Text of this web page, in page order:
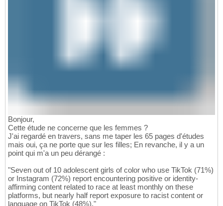
Bonjour,
Cette étude ne concerne que les femmes ?
J'ai regardé en travers, sans me taper les 65 pages d'études
mais oui, ça ne porte que sur les filles; En revanche, il y a un
point qui m'a un peu dérangé :
"Seven out of 10 adolescent girls of color who use TikTok (71%)
or Instagram (72%) report encountering positive or identity-
affirming content related to race at least monthly on these
platforms, but nearly half report exposure to racist content or
language on TikTok (48%)."